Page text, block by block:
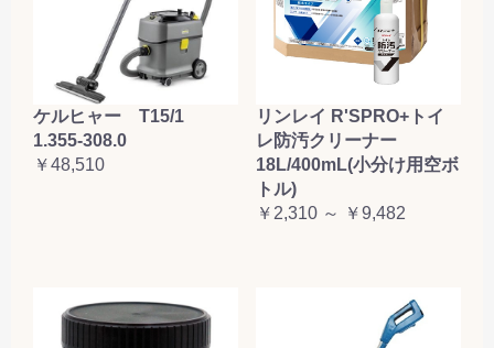
ケルヒャー T15/1
1.355-308.0
￥48,510
リンレイ R'SPRO+トイ
レ防汚クリーナー
18L/400mL(小分け用空ボ
トル)
￥2,310 ～ ￥9,482